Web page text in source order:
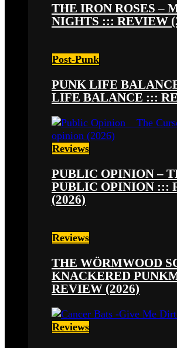
THE IRON ROSES –
NIGHTS ::: REVIEW
Post-Punk
PUNK LIFE
LIFE BALANCE :::
Reviews
PUBLIC OPINION –
PUBLIC OPINION :::
(2026)
Reviews
THE WÖRMWOOD
KNACKERED
REVIEW (2026)
Reviews